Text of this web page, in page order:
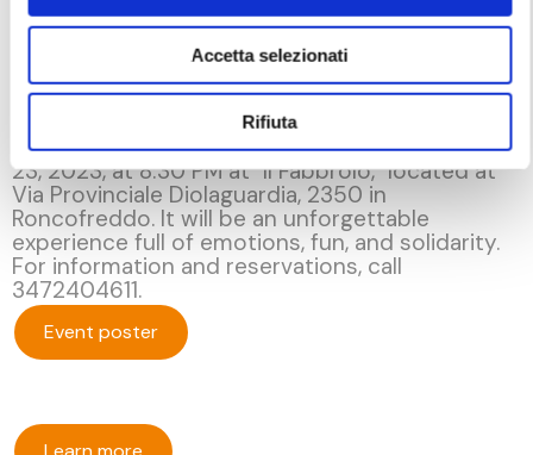
Accetta selezionati
Rifiuta
Balò sulle colline
We look forward to seeing you on Friday, June
23, 2023, at 8:30 PM at "Il Fabbrolo," located at
Via Provinciale Diolaguardia, 2350 in
Roncofreddo. It will be an unforgettable
experience full of emotions, fun, and solidarity.
For information and reservations, call
3472404611.
Event poster